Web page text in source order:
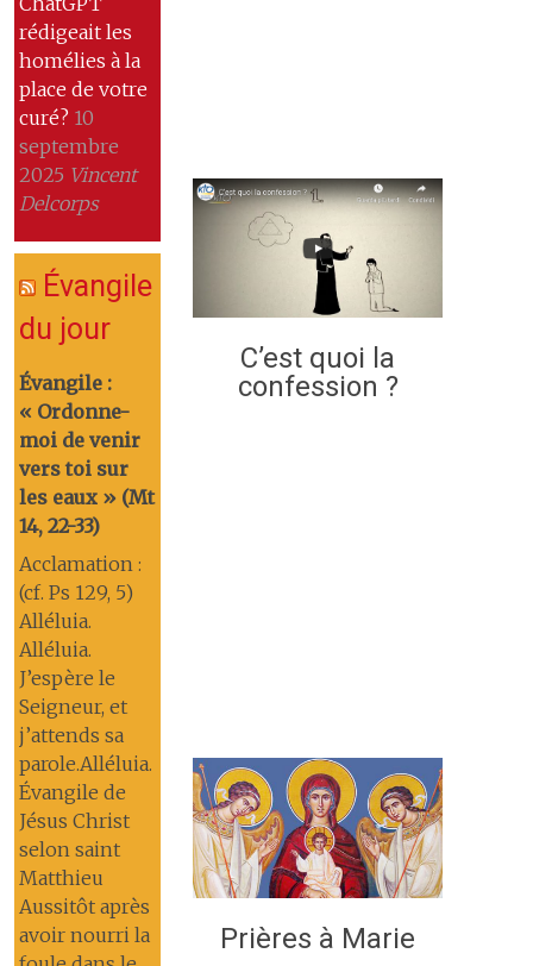
rédigeait les
homélies à la
place de votre
curé? 10
septembre
2025 Vincent
Delcorps
Évangile
du jour
Évangile :
« Ordonne-
moi de venir
vers toi sur
les eaux » (Mt
14, 22-33)
Acclamation :
(cf. Ps 129, 5)
Alléluia.
Alléluia.
J’espère le
Seigneur, et
j’attends sa
parole.Alléluia.
Évangile de
Jésus Christ
selon saint
Matthieu
Aussitôt après
avoir nourri la
C’est quoi la
confession ?
Prières à Marie